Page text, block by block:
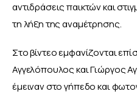
αντιδράσεις παικτών και
τη λήξη της αναμέτρησης.
Στο βίντεο εμφανίζονται
Αγγελόπουλος και Γιώργος
έμειναν στο γήπεδο και